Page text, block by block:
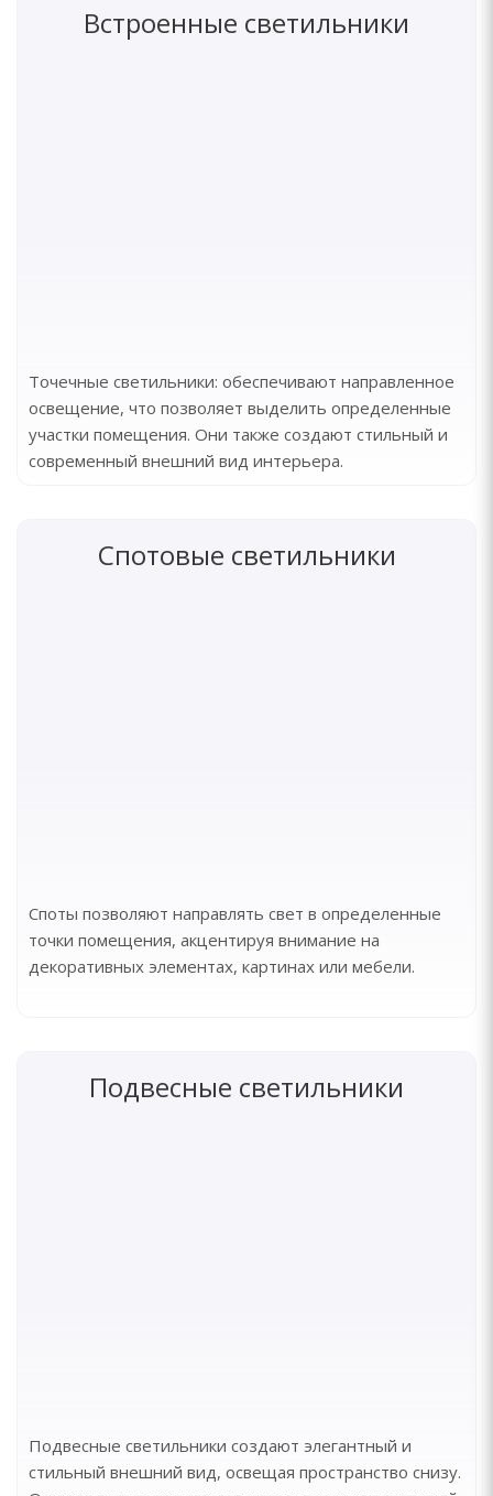
Встроенные светильники
Точечные светильники: обеспечивают направленное
освещение, что позволяет выделить определенные
участки помещения. Они также создают стильный и
современный внешний вид интерьера.
Спотовые светильники
Споты позволяют направлять свет в определенные
точки помещения, акцентируя внимание на
декоративных элементах, картинах или мебели.
Подвесные светильники
Подвесные светильники создают элегантный и
стильный внешний вид, освещая пространство снизу.